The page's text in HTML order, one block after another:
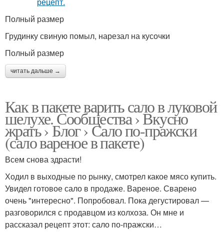
Полный размер
Грудинку свиную помыл, нарезал на кусочки
Полный размер
читать дальше →
Как в пакете варить сало в луковой
шелухе. Сообщества › Вкусно
жрать › Блог › Сало по-пражски
(сало вареное в пакете)
Всем снова здрасти!
Ходил в выходные по рынку, смотрел какое мясо купить.
Увидел готовое сало в продаже. Вареное. Сварено
очень "интересно". Попробовал. Пока дегустировал —
разговорился с продавцом из колхоза. Он мне и
рассказал рецепт этот: сало по-пражски…